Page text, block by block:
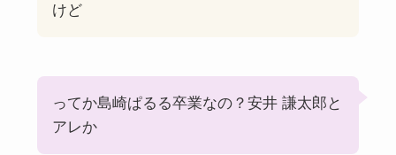
けど
ってか島崎ぱるる卒業なの？安井 謙太郎と
アレか